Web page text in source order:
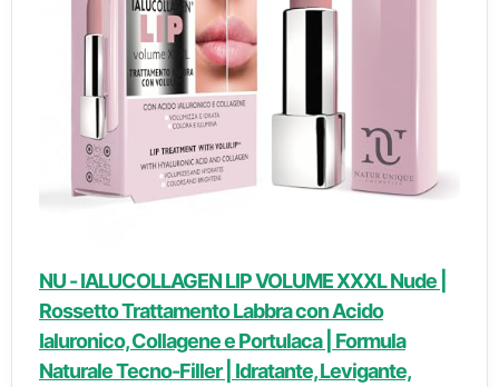
NU - IALUCOLLAGEN LIP VOLUME XXXL Nude |
Rossetto Trattamento Labbra con Acido
Ialuronico, Collagene e Portulaca | Formula
Naturale Tecno-Filler | Idratante, Levigante,